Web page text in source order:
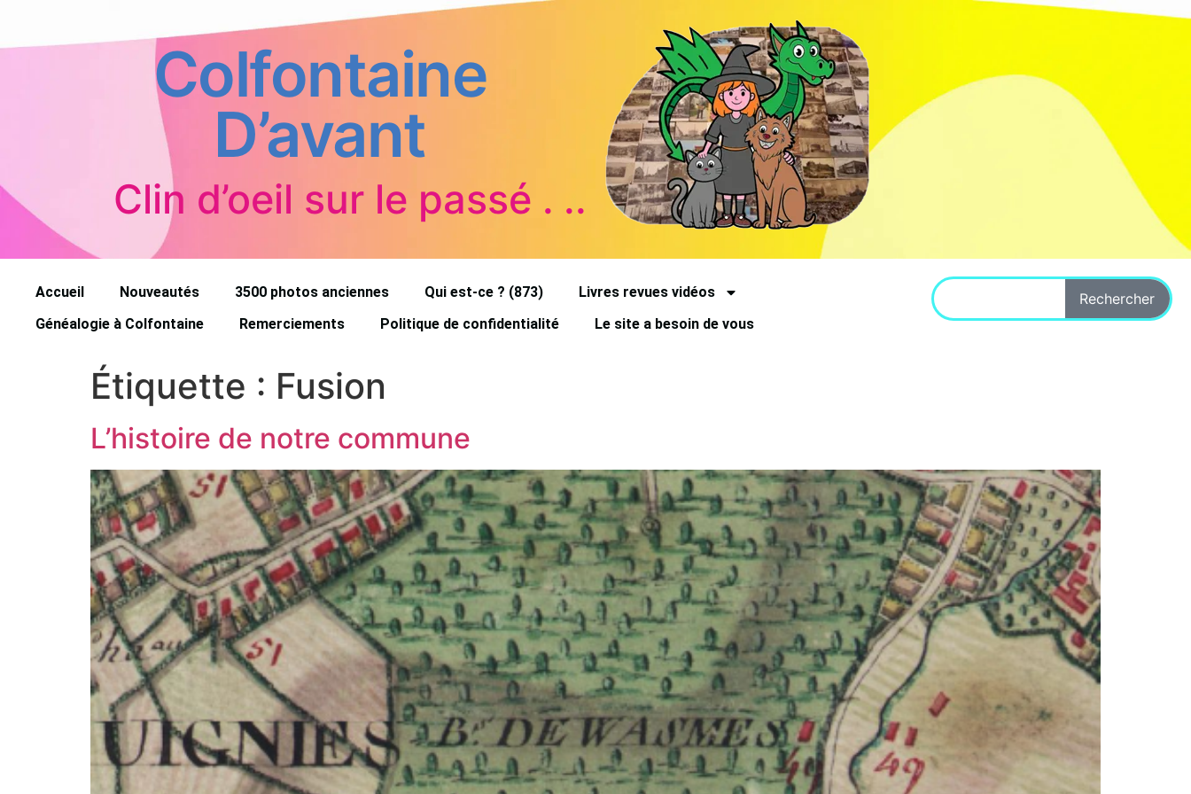
Colfontaine
D’avant
Clin d’oeil sur le passé . ..
Accueil Nouveautés 3500 photos anciennes Qui est-ce ? (873)
Livres revues vidéos
Généalogie à Colfontaine
Remerciements Politique de confidentialité Le site a besoin de vous
Rechercher
Étiquette : Fusion
L’histoire de notre commune